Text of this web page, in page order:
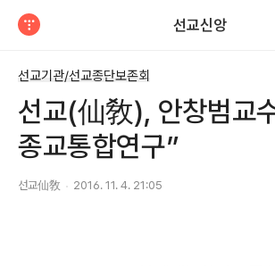
선교신앙
선교기관/선교종단보존회
선교(仙敎), 안창범교
종교통합연구”
선교仙敎 2016. 11. 4. 21:05